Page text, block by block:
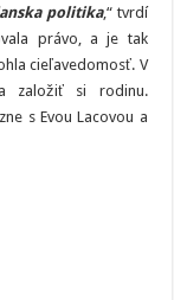
politika,“ tvrdí
právo, a je tak
cieľavedomosť. V
založiť si rodinu.
s Evou Lacovou a